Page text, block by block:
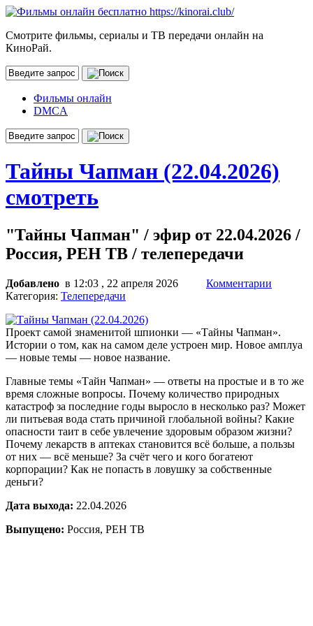
Смотрите фильмы, сериалы и ТВ передачи онлайн на
КиноРай.
Фильмы онлайн
DMCA
Тайны Чапман (22.04.2026)
смотреть
"Тайны Чапман" / эфир от 22.04.2026 /
Россия, РЕН ТВ / телепередачи
Добавлено в 12:03 , 22 апреля 2026
Комментарии
Категория: Телепередачи
Проект самой знаменитой шпионки — «Тайны Чапман».
Истории о том, как на самом деле устроен мир. Новое амплуа
— новые темы — новое название.
Главные темы «Тайн Чапман» — ответы на простые и в то же
время сложные вопросы. Почему количество природных
катастроф за последние годы выросло в несколько раз? Может
ли питьевая вода стать причиной глобальной войны? Какие
опасности таит в себе увлечение здоровым образом жизни?
Почему лекарств в аптеках становится всё больше, а пользы
от них — всё меньше? За счёт чего и кого богатеют
корпорации? Как не попасть в ловушку за собственные
деньги?
Дата выхода: 22.04.2026
Выпущено: Россия, РЕН ТВ